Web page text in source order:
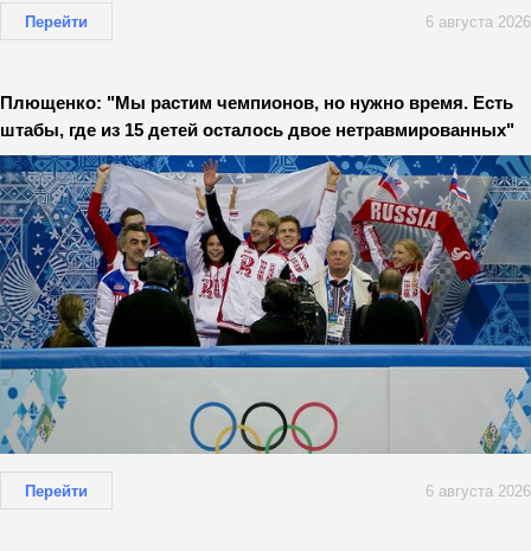
Перейти 6 августа 2026
Плющенко: "Мы растим чемпионов, но нужно время. Есть
штабы, где из 15 детей осталось двое нетравмированных"
Перейти 6 августа 2026